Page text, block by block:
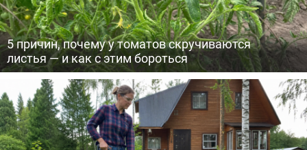
5 причин, почему у томатов скручиваются
листья — и как с этим бороться